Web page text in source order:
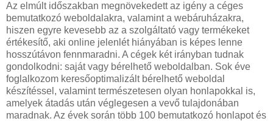
Az elmúlt időszakban megnövekedett az igény a céges
bemutatkozó weboldalakra, valamint a webáruházakra,
hiszen egyre kevesebb az a szolgáltató vagy termékeket
értékesítő, aki online jelenlét hiányában is képes lenne
hosszútávon fennmaradni. A cégek két irányban tudnak
gondolkodni: saját vagy bérelhető weboldalban. Sok éve
foglalkozom keresőoptimalizált bérelhető weboldal
készítéssel, valamint természetesen olyan honlapokkal is,
amelyek átadás után véglegesen a vevő tulajdonában
maradnak. Az évek során több 100 bemutatkozó honlapot és